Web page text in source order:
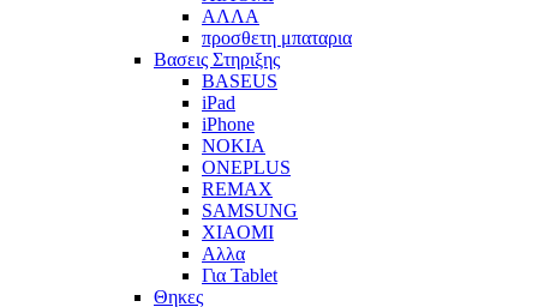
ΑΛΛΑ
προσθετη μπαταρια
Βασεις Στηριξης
BASEUS
iPad
iPhone
NOKIA
ONEPLUS
REMAX
SAMSUNG
XIAOMI
Αλλα
Για Tablet
Θηκες